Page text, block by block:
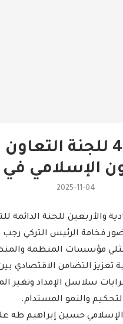
انطلاق أعمال الدورة
الإسلامي
2025-11-04
والأربعين للجنة الدائمة
فخامة الرئيس التركي
مؤسسات المنظمة
تعزيز التضامن الاقتصادي
سلاسل الإمداد وتغير
والنمو المستدام.
حسين إبراهيم طه